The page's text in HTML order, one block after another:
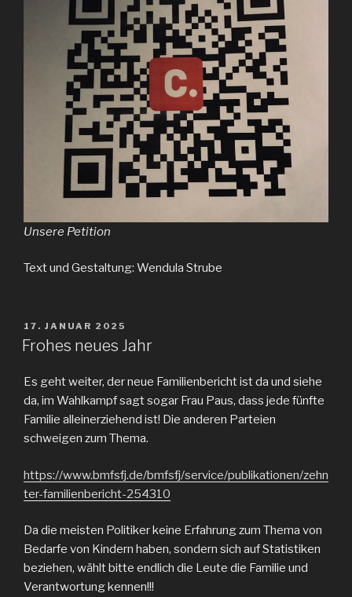
Unsere Petition
Text und Gestaltung: Wendula Strube
VERÖFFENTLICHT
AM
17. JANUAR 2025
Frohes neues Jahr
Es geht weiter, der neue Familienbericht ist da und siehe
da, im Wahlkampf sagt sogar Frau Paus, dass jede fünfte
Familie alleinerziehend ist! Die anderen Parteien
schweigen zum Thema.
https://www.bmfsfj.de/bmfsfj/service/publikationen/zehn
ter-familienbericht-254310
Da die meisten Politiker keine Erfahrung zum Thema von
Bedarfe von Kindern haben, sondern sich auf Statistiken
beziehen, wählt bitte endlich die Leute die Familie und
Verantwortung kennen!!!